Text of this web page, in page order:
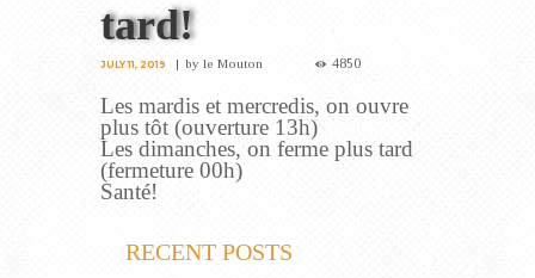
tard!
JULY 11, 2019 byle Mouton 4850
Les mardis et mercredis, on ouvre
plus tôt (ouverture 13h)
Les dimanches, on ferme plus tard
(fermeture 00h)
Santé!
RECENT POSTS